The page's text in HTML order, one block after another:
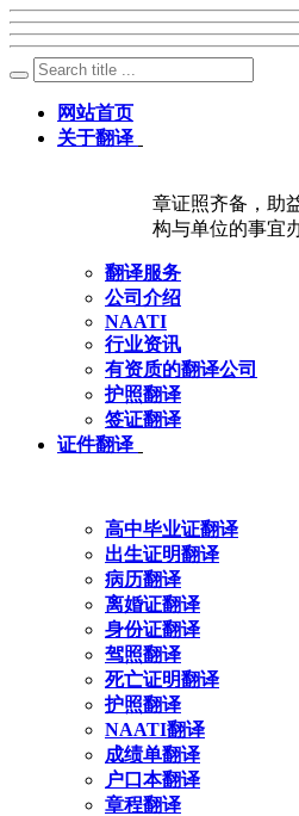
网站首页
关于翻译
章证照齐备，助
构与单位的事宜
翻译服务
公司介绍
NAATI
行业资讯
有资质的翻译公司
护照翻译
签证翻译
证件翻译
高中毕业证翻译
出生证明翻译
病历翻译
离婚证翻译
身份证翻译
驾照翻译
死亡证明翻译
护照翻译
NAATI翻译
成绩单翻译
户口本翻译
章程翻译